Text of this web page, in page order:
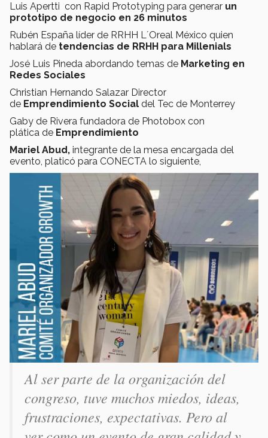
Luis Apertti con Rapid Prototyping para generar un
prototipo de negocio en 26 minutos
Rubén España líder de RRHH L´Oreal México quien
hablará de tendencias de RRHH para Millenials
José Luis Pineda abordando temas de Marketing en
Redes Sociales
Christian Hernando Salazar Director
de Emprendimiento Social del Tec de Monterrey
Gaby de Rivera fundadora de Photobox con
plática de Emprendimiento
Mariel Abud, integrante de la mesa encargada del
evento, platicó para CONECTA lo siguiente,
Al ser parte de la organización del
congreso, tuve muchos miedos, ideas,
frustraciones, expectativas. Pero al